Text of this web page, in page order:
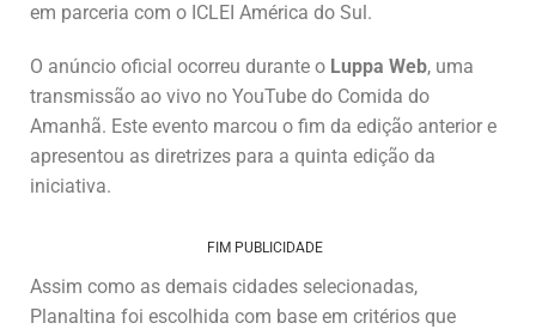
em parceria com o ICLEI América do Sul.
O anúncio oficial ocorreu durante o Luppa Web, uma
transmissão ao vivo no YouTube do Comida do
Amanhã. Este evento marcou o fim da edição anterior e
apresentou as diretrizes para a quinta edição da
iniciativa.
FIM PUBLICIDADE
Assim como as demais cidades selecionadas,
Planaltina foi escolhida com base em critérios que